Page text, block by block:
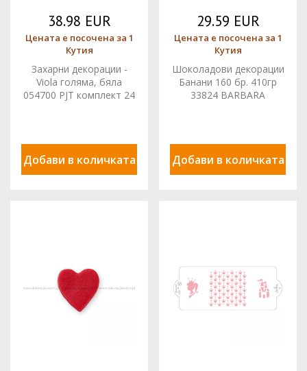
38.98 EUR
Цената е посочена за 1
Кутия
Захарни декорации -
Viola голяма, бяла
054700 PJT комплект 24
Добави в количката
29.59 EUR
Цената е посочена за 1
Кутия
Шоколадови декорации
Банани 160 бр. 410гр
33824 BARBARA
Добави в количката